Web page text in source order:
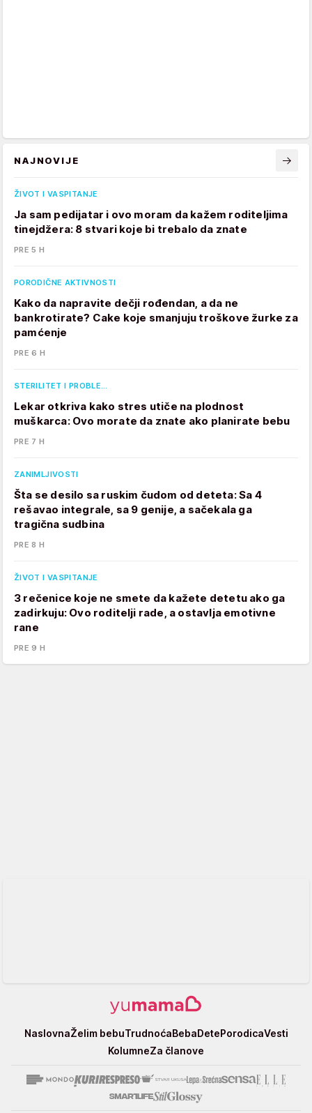
NAJNOVIJE
ŽIVOT I VASPITANJE
Ja sam pedijatar i ovo moram da kažem roditeljima
tinejdžera: 8 stvari koje bi trebalo da znate
PRE 5 H
PORODIČNE AKTIVNOSTI
Kako da napravite dečji rođendan, a da ne
bankrotirate? Cake koje smanjuju troškove žurke za
pamćenje
PRE 6 H
STERILITET I PROBLE…
Lekar otkriva kako stres utiče na plodnost
muškarca: Ovo morate da znate ako planirate bebu
PRE 7 H
ZANIMLJIVOSTI
Šta se desilo sa ruskim čudom od deteta: Sa 4
rešavao integrale, sa 9 genije, a sačekala ga
tragična sudbina
PRE 8 H
ŽIVOT I VASPITANJE
3 rečenice koje ne smete da kažete detetu ako ga
zadirkuju: Ovo roditelji rade, a ostavlja emotivne
rane
PRE 9 H
Yumama
NaslovnaŽelim bebuTrudnoćaBebaDetePorodicaVesti
KolumneZa članove